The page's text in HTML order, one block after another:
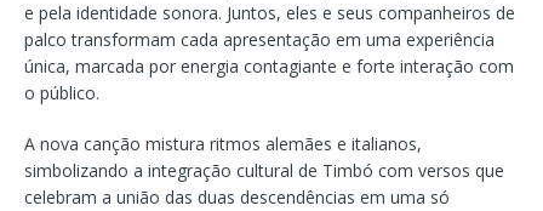
e pela identidade sonora. Juntos, eles e seus companheiros de
palco transformam cada apresentação em uma experiência
única, marcada por energia contagiante e forte interação com
o público.
A nova canção mistura ritmos alemães e italianos,
simbolizando a integração cultural de Timbó com versos que
celebram a união das duas descendências em uma só